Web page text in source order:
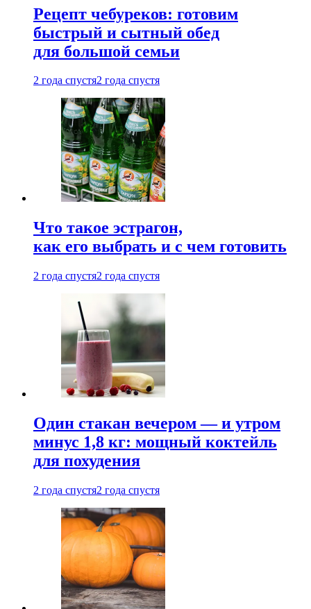
Рецепт чебуреков: готовим
быстрый и сытный обед
для большой семьи
2 года спустя2 года спустя
Что такое эстрагон,
как его выбрать и с чем готовить
2 года спустя2 года спустя
Один стакан вечером — и утром
минус 1,8 кг: мощный коктейль
для похудения
2 года спустя2 года спустя